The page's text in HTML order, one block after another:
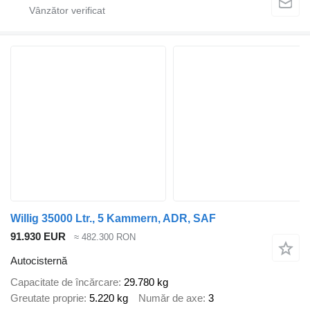
Willig 35000 Ltr., 5 Kammern, ADR, SAF
91.930 EUR
≈ 482.300 RON
Autocisternă
Capacitate de încărcare 29.780 kg
Greutate proprie 5.220 kg Număr de axe 3